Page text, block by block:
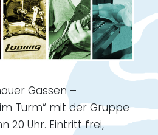
Gassen –
Turm“ mit der Gruppe
20 Uhr. Eintritt frei,